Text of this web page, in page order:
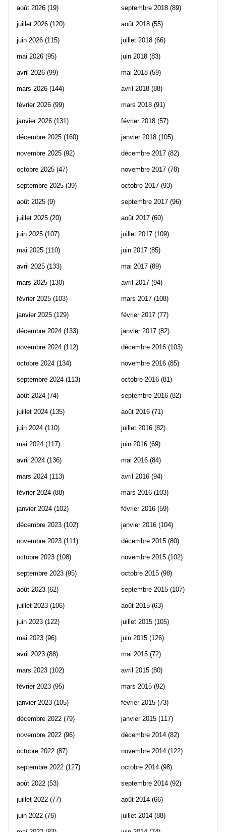
août 2026 (19)
juillet 2026 (120)
juin 2026 (115)
mai 2026 (95)
avril 2026 (99)
mars 2026 (144)
février 2026 (99)
janvier 2026 (131)
décembre 2025 (160)
novembre 2025 (92)
octobre 2025 (47)
septembre 2025 (39)
août 2025 (9)
juillet 2025 (20)
juin 2025 (107)
mai 2025 (110)
avril 2025 (133)
mars 2025 (130)
février 2025 (103)
janvier 2025 (129)
décembre 2024 (133)
novembre 2024 (112)
octobre 2024 (134)
septembre 2024 (113)
août 2024 (74)
juillet 2024 (135)
juin 2024 (110)
mai 2024 (117)
avril 2024 (136)
mars 2024 (113)
février 2024 (88)
janvier 2024 (102)
décembre 2023 (102)
novembre 2023 (111)
octobre 2023 (108)
septembre 2023 (95)
août 2023 (62)
juillet 2023 (106)
juin 2023 (122)
mai 2023 (96)
avril 2023 (88)
mars 2023 (102)
février 2023 (95)
janvier 2023 (105)
décembre 2022 (79)
novembre 2022 (96)
octobre 2022 (87)
septembre 2022 (127)
août 2022 (53)
juillet 2022 (77)
juin 2022 (76)
septembre 2018 (89)
août 2018 (55)
juillet 2018 (66)
juin 2018 (83)
mai 2018 (59)
avril 2018 (88)
mars 2018 (91)
février 2018 (57)
janvier 2018 (105)
décembre 2017 (82)
novembre 2017 (78)
octobre 2017 (93)
septembre 2017 (96)
août 2017 (60)
juillet 2017 (109)
juin 2017 (85)
mai 2017 (89)
avril 2017 (94)
mars 2017 (108)
février 2017 (77)
janvier 2017 (82)
décembre 2016 (103)
novembre 2016 (85)
octobre 2016 (81)
septembre 2016 (82)
août 2016 (71)
juillet 2016 (82)
juin 2016 (69)
mai 2016 (84)
avril 2016 (94)
mars 2016 (103)
février 2016 (59)
janvier 2016 (104)
décembre 2015 (80)
novembre 2015 (102)
octobre 2015 (98)
septembre 2015 (107)
août 2015 (63)
juillet 2015 (105)
juin 2015 (126)
mai 2015 (72)
avril 2015 (80)
mars 2015 (92)
février 2015 (73)
janvier 2015 (117)
décembre 2014 (82)
novembre 2014 (122)
octobre 2014 (98)
septembre 2014 (92)
août 2014 (66)
juillet 2014 (88)